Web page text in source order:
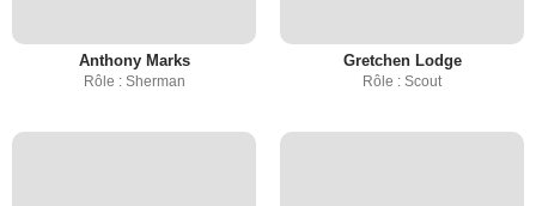
Anthony Marks
Rôle : Sherman
Gretchen Lodge
Rôle : Scout